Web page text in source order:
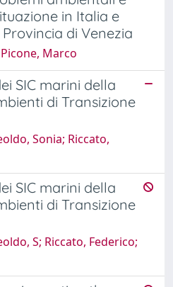
in Italia e
di Venezia
Marco
SIC marini della
di Transizione
Sonia; Riccato,
SIC marini della
di Transizione
S; Riccato, Federico;